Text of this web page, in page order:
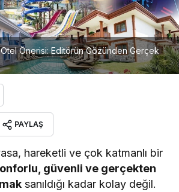
Önerisi: Editörün Gözünden Gerçek
PAYLAŞ
hareketli ve çok katmanlı bir
güvenli ve gerçekten
sanıldığı kadar kolay değil.